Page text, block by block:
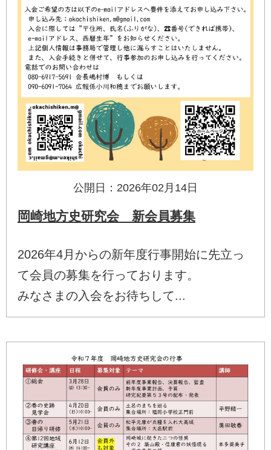
公開日：2026年02月14日
岡崎地方史研究会 新会員募集
2026年4月からの新年度行事開始に先立っ
て会員の募集を行っております。
みなさまの入会をお待ちして...